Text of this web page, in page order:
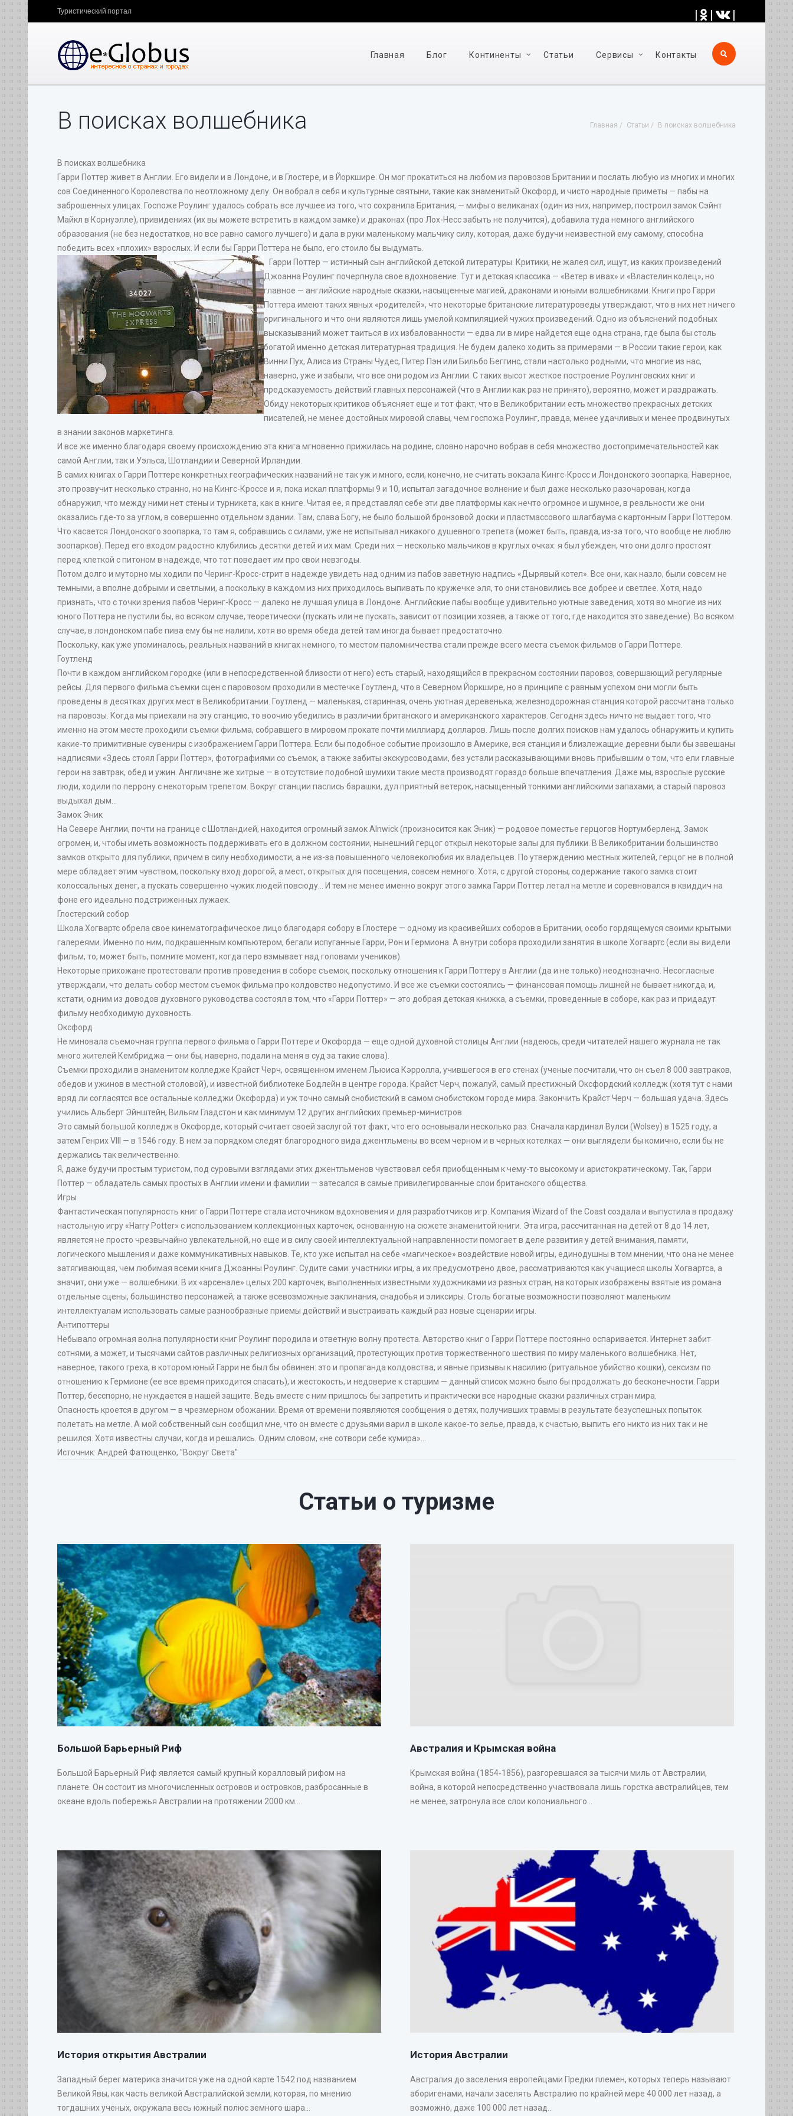
| | |
Туристический портал
Главная Блог Континенты Статьи Cервисы Контакты
Главная Статьи В поисках волшебника
В поисках волшебника
В поисках волшебника
Гарри Поттер живет в Англии. Его видели и в Лондоне, и в Глостере, и в Йоркшире. Он мог прокатиться на любом из паровозов Британии и послать любую из многих и многих
сов Соединенного Королевства по неотложному делу. Он вобрал в себя и культурные святыни, такие как знаменитый Оксфорд, и чисто народные приметы — пабы на
заброшенных улицах. Госпоже Роулинг удалось собрать все лучшее из того, что сохранила Британия, — мифы о великанах (один из них, например, построил замок Сэйнт
Майкл в Корнуэлле), привидениях (их вы можете встретить в каждом замке) и драконах (про Лох-Несс забыть не получится), добавила туда немного английского
образования (не без недостатков, но все равно самого лучшего) и дала в руки маленькому мальчику силу, которая, даже будучи неизвестной ему самому, способна
победить всех «плохих» взрослых. И если бы Гарри Поттера не было, его стоило бы выдумать.
Гарри Поттер — истинный сын английской детской литературы. Критики, не жалея сил, ищут, из каких произведений
Джоанна Роулинг почерпнула свое вдохновение. Тут и детская классика — «Ветер в ивах» и «Властелин колец», но
главное — английские народные сказки, насыщенные магией, драконами и юными волшебниками. Книги про Гарри
Поттера имеют таких явных «родителей», что некоторые британские литературоведы утверждают, что в них нет ничего
оригинального и что они являются лишь умелой компиляцией чужих произведений. Одно из объяснений подобных
высказываний может таиться в их избалованности — едва ли в мире найдется еще одна страна, где была бы столь
богатой именно детская литературная традиция. Не будем далеко ходить за примерами — в России такие герои, как
Винни Пух, Алиса из Страны Чудес, Питер Пэн или Бильбо Беггинс, стали настолько родными, что многие из нас,
наверно, уже и забыли, что все они родом из Англии. С таких высот жесткое построение Роулинговских книг и
предсказуемость действий главных персонажей (что в Англии как раз не принято), вероятно, может и раздражать.
Обиду некоторых критиков объясняет еще и тот факт, что в Великобритании есть множество прекрасных детских
писателей, не менее достойных мировой славы, чем госпожа Роулинг, правда, менее удачливых и менее продвинутых
в знании законов маркетинга.
И все же именно благодаря своему происхождению эта книга мгновенно прижилась на родине, словно нарочно вобрав в себя множество достопримечательностей как
самой Англии, так и Уэльса, Шотландии и Северной Ирландии.
В самих книгах о Гарри Поттере конкретных географических названий не так уж и много, если, конечно, не считать вокзала Кингс-Кросс и Лондонского зоопарка. Наверное,
это прозвучит несколько странно, но на Кингс-Кроссе и я, пока искал платформы 9 и 10, испытал загадочное волнение и был даже несколько разочарован, когда
обнаружил, что между ними нет стены и турникета, как в книге. Читая ее, я представлял себе эти две платформы как нечто огромное и шумное, в реальности же они
оказались где-то за углом, в совершенно отдельном здании. Там, слава Богу, не было большой бронзовой доски и пластмассового шлагбаума с картонным Гарри Поттером.
Что касается Лондонского зоопарка, то там я, собравшись с силами, уже не испытывал никакого душевного трепета (может быть, правда, из-за того, что вообще не люблю
зоопарков). Перед его входом радостно клубились десятки детей и их мам. Среди них — несколько мальчиков в круглых очках: я был убежден, что они долго простоят
перед клеткой с питоном в надежде, что тот поведает им про свои невзгоды.
Потом долго и муторно мы ходили по Черинг-Кросс-стрит в надежде увидеть над одним из пабов заветную надпись «Дырявый котел». Все они, как назло, были совсем не
темными, а вполне добрыми и светлыми, а поскольку в каждом из них приходилось выпивать по кружечке эля, то они становились все добрее и светлее. Хотя, надо
признать, что с точки зрения пабов Черинг-Кросс — далеко не лучшая улица в Лондоне. Английские пабы вообще удивительно уютные заведения, хотя во многие из них
юного Поттера не пустили бы, во всяком случае, теоретически (пускать или не пускать, зависит от позиции хозяев, а также от того, где находится это заведение). Во всяком
случае, в лондонском пабе пива ему бы не налили, хотя во время обеда детей там иногда бывает предостаточно.
Поскольку, как уже упоминалось, реальных названий в книгах немного, то местом паломничества стали прежде всего места съемок фильмов о Гарри Поттере.
Гоутленд
Почти в каждом английском городке (или в непосредственной близости от него) есть старый, находящийся в прекрасном состоянии паровоз, совершающий регулярные
рейсы. Для первого фильма съемки сцен с паровозом проходили в местечке Гоутленд, что в Северном Йоркшире, но в принципе с равным успехом они могли быть
проведены в десятках других мест в Великобритании. Гоутленд — маленькая, старинная, очень уютная деревенька, железнодорожная станция которой рассчитана только
на паровозы. Когда мы приехали на эту станцию, то воочию убедились в различии британского и американского характеров. Сегодня здесь ничто не выдает того, что
именно на этом месте проходили съемки фильма, собравшего в мировом прокате почти миллиард долларов. Лишь после долгих поисков нам удалось обнаружить и купить
какие-то примитивные сувениры с изображением Гарри Поттера. Если бы подобное событие произошло в Америке, вся станция и близлежащие деревни были бы завешаны
надписями «Здесь стоял Гарри Поттер», фотографиями со съемок, а также забиты экскурсоводами, без устали рассказывающими вновь прибывшим о том, что ели главные
герои на завтрак, обед и ужин. Англичане же хитрые — в отсутствие подобной шумихи такие места производят гораздо больше впечатления. Даже мы, взрослые русские
люди, ходили по перрону с некоторым трепетом. Вокруг станции паслись барашки, дул приятный ветерок, насыщенный тонкими английскими запахами, а старый паровоз
выдыхал дым...
Замок Эник
На Севере Англии, почти на границе с Шотландией, находится огромный замок Alnwick (произносится как Эник) — родовое поместье герцогов Нортумберленд. Замок
огромен, и, чтобы иметь возможность поддерживать его в должном состоянии, нынешний герцог открыл некоторые залы для публики. В Великобритании большинство
замков открыто для публики, причем в силу необходимости, а не из-за повышенного человеколюбия их владельцев. По утверждению местных жителей, герцог не в полной
мере обладает этим чувством, поскольку вход дорогой, а мест, открытых для посещения, совсем немного. Хотя, с другой стороны, содержание такого замка стоит
колоссальных денег, а пускать совершенно чужих людей повсюду... И тем не менее именно вокруг этого замка Гарри Поттер летал на метле и соревновался в квиддич на
фоне его идеально подстриженных лужаек.
Глостерский собор
Школа Хогвартс обрела свое кинематографическое лицо благодаря собору в Глостере — одному из красивейших соборов в Британии, особо гордящемуся своими крытыми
галереями. Именно по ним, подкрашенным компьютером, бегали испуганные Гарри, Рон и Гермиона. А внутри собора проходили занятия в школе Хогвартс (если вы видели
фильм, то, может быть, помните момент, когда перо взмывает над головами учеников).
Некоторые прихожане протестовали против проведения в соборе съемок, поскольку отношения к Гарри Поттеру в Англии (да и не только) неоднозначно. Несогласные
утверждали, что делать собор местом съемок фильма про колдовство недопустимо. И все же съемки состоялись — финансовая помощь лишней не бывает никогда, и,
кстати, одним из доводов духовного руководства состоял в том, что «Гарри Поттер» — это добрая детская книжка, а съемки, проведенные в соборе, как раз и придадут
фильму необходимую духовность.
Оксфорд
Не миновала съемочная группа первого фильма о Гарри Поттере и Оксфорда — еще одной духовной столицы Англии (надеюсь, среди читателей нашего журнала не так
много жителей Кембриджа — они бы, наверно, подали на меня в суд за такие слова).
Съемки проходили в знаменитом колледже Крайст Черч, освященном именем Льюиса Кэрролла, учившегося в его стенах (ученые посчитали, что он съел 8 000 завтраков,
обедов и ужинов в местной столовой), и известной библиотеке Бодлейн в центре города. Крайст Черч, пожалуй, самый престижный Оксфордский колледж (хотя тут с нами
вряд ли согласятся все остальные колледжи Оксфорда) и уж точно самый снобистский в самом снобистском городе мира. Закончить Крайст Черч — большая удача. Здесь
учились Альберт Эйнштейн, Вильям Гладстон и как минимум 12 других английских премьер-министров.
Это самый большой колледж в Оксфорде, который считает своей заслугой тот факт, что его основывали несколько раз. Сначала кардинал Вулси (Wolsey) в 1525 году, а
затем Генрих VIII — в 1546 году. В нем за порядком следят благородного вида джентльмены во всем черном и в черных котелках — они выглядели бы комично, если бы не
держались так величественно.
Я, даже будучи простым туристом, под суровыми взглядами этих джентльменов чувствовал себя приобщенным к чему-то высокому и аристократическому. Так, Гарри
Поттер — обладатель самых простых в Англии имени и фамилии — затесался в самые привилегированные слои британского общества.
Игры
Фантастическая популярность книг о Гарри Поттере стала источником вдохновения и для разработчиков игр. Компания Wizard of the Coast создала и выпустила в продажу
настольную игру «Harry Potter» с использованием коллекционных карточек, основанную на сюжете знаменитой книги. Эта игра, рассчитанная на детей от 8 до 14 лет,
является не просто чрезвычайно увлекательной, но еще и в силу своей интеллектуальной направленности помогает в деле развития у детей внимания, памяти,
логического мышления и даже коммуникативных навыков. Те, кто уже испытал на себе «магическое» воздействие новой игры, единодушны в том мнении, что она не менее
затягивающая, чем любимая всеми книга Джоанны Роулинг. Судите сами: участники игры, а их предусмотрено двое, рассматриваются как учащиеся школы Хогвартса, а
значит, они уже — волшебники. В их «арсенале» целых 200 карточек, выполненных известными художниками из разных стран, на которых изображены взятые из романа
отдельные сцены, большинство персонажей, а также всевозможные заклинания, снадобья и эликсиры. Столь богатые возможности позволяют маленьким
интеллектуалам использовать самые разнообразные приемы действий и выстраивать каждый раз новые сценарии игры.
Антипоттеры
Небывало огромная волна популярности книг Роулинг породила и ответную волну протеста. Авторство книг о Гарри Поттере постоянно оспаривается. Интернет забит
сотнями, а может, и тысячами сайтов различных религиозных организаций, протестующих против торжественного шествия по миру маленького волшебника. Нет,
наверное, такого греха, в котором юный Гарри не был бы обвинен: это и пропаганда колдовства, и явные призывы к насилию (ритуальное убийство кошки), сексизм по
отношению к Гермионе (ее все время приходится спасать), и жестокость, и недоверие к старшим — данный список можно было бы продолжать до бесконечности. Гарри
Поттер, бесспорно, не нуждается в нашей защите. Ведь вместе с ним пришлось бы запретить и практически все народные сказки различных стран мира.
Опасность кроется в другом — в чрезмерном обожании. Время от времени появляются сообщения о детях, получивших травмы в результате безуспешных попыток
полетать на метле. А мой собственный сын сообщил мне, что он вместе с друзьями варил в школе какое-то зелье, правда, к счастью, выпить его никто из них так и не
решился. Хотя известны случаи, когда и решались. Одним словом, «не сотвори себе кумира»...
Источник: Андрей Фатющенко, "Вокруг Света"
Статьи о туризме
Большой Барьерный Риф
Большой Барьерный Риф является самый крупный коралловый рифом на
планете. Он состоит из многочисленных островов и островков, разбросанные в
океане вдоль побережья Австралии на протяжении 2000 км....
Австралия и Крымская война
Крымская война (1854-1856), разгоревшаяся за тысячи миль от Австралии,
война, в которой непосредственно участвовала лишь горстка австралийцев, тем
не менее, затронула все слои колониального...
История открытия Австралии
Западный берег материка значится уже на одной карте 1542 под названием
Великой Явы, как часть великой Австралийской земли, которая, по мнению
тогдашних ученых, окружала весь южный полюс земного шара...
История Австралии
Австралия до заселения европейцами Предки племен, которых теперь называют
аборигенами, начали заселять Австралию по крайней мере 40 000 лет назад, а
возможно, даже 100 000 лет назад...